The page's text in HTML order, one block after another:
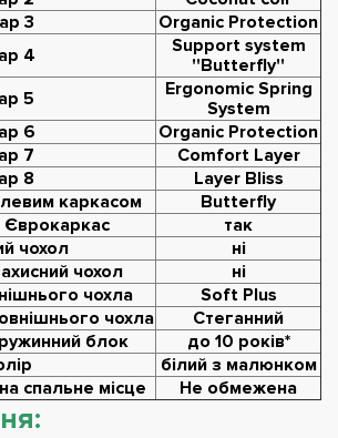
3
Organic Protection
4
Support system
''Butterfly''
5
Ergonomic Spring
System
6
Organic Protection
7
Comfort Layer
8
Layer Bliss
каркасом
Butterfly
так
чохол
ні
чохол
ні
чохла
Soft Plus
чохла
Стеганний
блок
до 10 років*
білий з малюнком
спальне місце
Не обмежена